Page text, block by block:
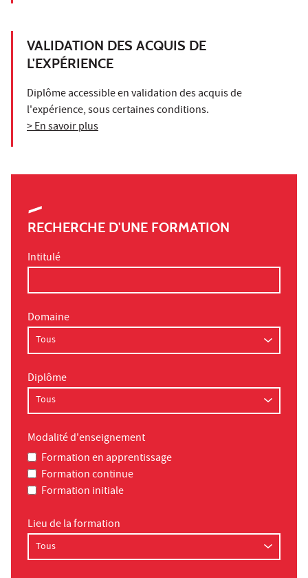
VALIDATION DES ACQUIS DE
L'EXPÉRIENCE
Diplôme accessible en validation des acquis de
l'expérience, sous certaines conditions.
> En savoir plus
RECHERCHE D'UNE FORMATION
Intitulé
Domaine
Diplôme
Modalité d'enseignement
Formation en apprentissage
Formation continue
Formation initiale
Lieu de la formation